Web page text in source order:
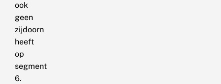
ook
geen
zijdoorn
heeft
op
segment
6.